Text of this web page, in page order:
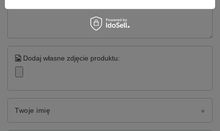
Dodaj własne zdjęcie produktu:
Twoje imię